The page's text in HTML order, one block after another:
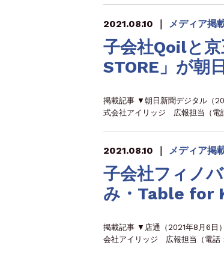
2021.08.10 ｜ メディア掲
子会社Qoilと
STORE」が朝
掲載記事 ▼朝日新聞デジタル（
式会社アイリッジ 広報担当（
2021.08.10 ｜ メディア掲
子会社フィノ
み・Table for
掲載記事 ▼店通（2021年8月6日
会社アイリッジ 広報担当（電